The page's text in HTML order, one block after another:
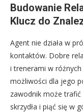
Budowanie
Klucz do
Agent nie działa w
kontaktów. Dobre
i trenerami w
możliwości dla jego
zawodnik może
skrzydła i piąć się w